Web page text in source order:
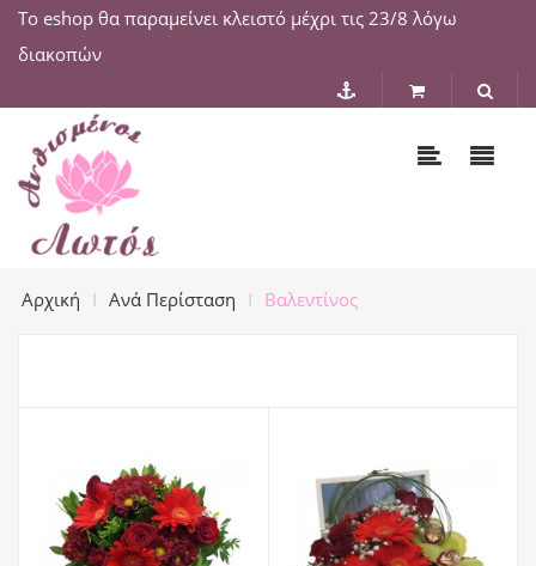
Το eshop θα παραμείνει κλειστό μέχρι τις 23/8 λόγω
διακοπών
Αρχική Ανά Περίσταση Βαλεντίνος